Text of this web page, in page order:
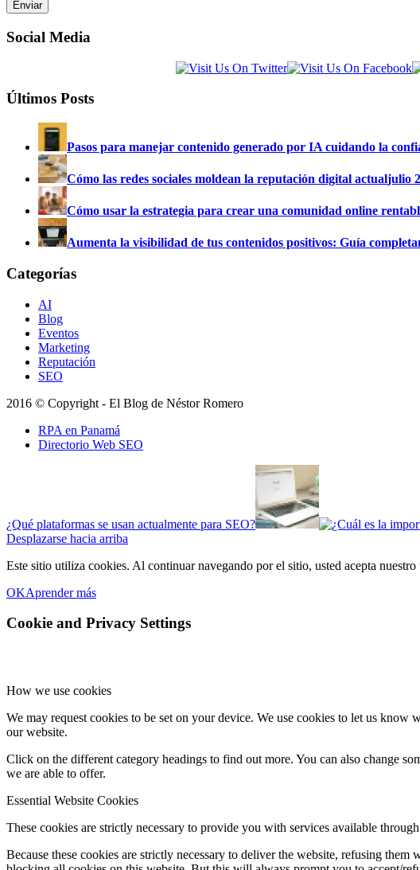
Social Media
Últimos Posts
Pasos para manejar contenido generado por IA cuidando la
Cómo las redes sociales moldean la reputación digital actualjulio
Cómo usar la estrategia para crear una comunidad online
Aumenta la visibilidad de tus contenidos positivos: Guía completa
Categorías
AI
Blog
Eventos
Marketing
Reputación
SEO
2016 © Copyright - El Blog de Néstor Romero
RPA en Panamá
Directorio Web SEO
¿Qué plataformas se usan actualmente para SEO?
Desplazarse hacia arriba
Este sitio utiliza cookies. Al continuar navegando por el sitio, usted acepta nuestro
OKAprender más
Cookie and Privacy Settings
How we use cookies
We may request cookies to be set on your device. We use cookies to let us
our website.
Click on the different category headings to find out more. You can also change
we are able to offer.
Essential Website Cookies
These cookies are strictly necessary to provide you with services available
Because these cookies are strictly necessary to deliver the website, refusing